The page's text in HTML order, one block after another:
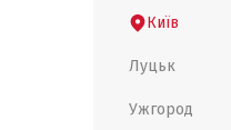
Київ
Луцьк
Ужгород